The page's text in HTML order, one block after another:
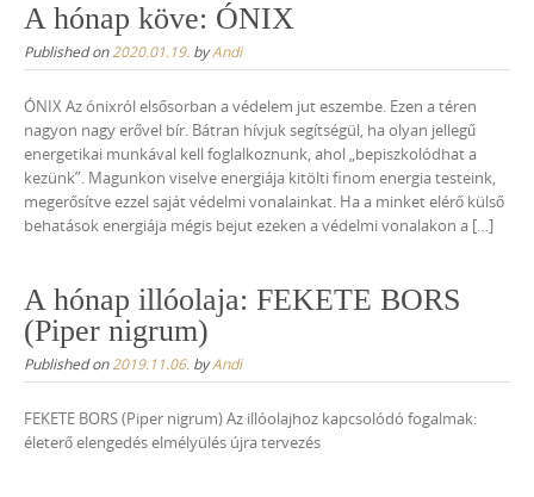
A hónap köve: ÓNIX
Published on2020.01.19. byAndi
ÓNIX Az ónixról elsősorban a védelem jut eszembe. Ezen a téren
nagyon nagy erővel bír. Bátran hívjuk segítségül, ha olyan jellegű
energetikai munkával kell foglalkoznunk, ahol „bepiszkolódhat a
kezünk”. Magunkon viselve energiája kitölti finom energia testeink,
megerősítve ezzel saját védelmi vonalainkat. Ha a minket elérő külső
behatások energiája mégis bejut ezeken a védelmi vonalakon a […]
A hónap illóolaja: FEKETE BORS
(Piper nigrum)
Published on2019.11.06. byAndi
FEKETE BORS (Piper nigrum) Az illóolajhoz kapcsolódó fogalmak:
életerő elengedés elmélyülés újra tervezés